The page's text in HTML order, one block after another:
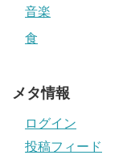
音楽
食
メタ情報
ログイン
投稿フィード